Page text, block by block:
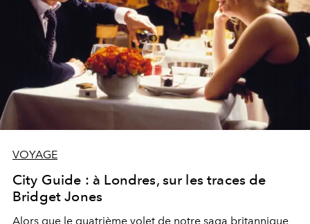
VOYAGE
City Guide : à Londres, sur les traces de
Bridget Jones
Alors que le quatrième volet de notre saga britannique